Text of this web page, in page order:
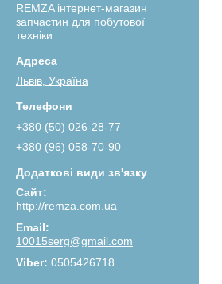
REMZA інтернет-магазин
запчастин для побутової
техніки
Львів, Україна
+380 (50) 026-28-77
+380 (96) 058-70-90
http://remza.com.ua
10015serg@gmail.com
0505426718